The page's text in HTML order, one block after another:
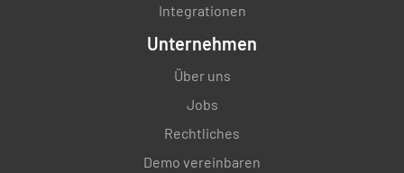
Integrationen
Unternehmen
Über uns
Jobs
Rechtliches
Demo vereinbaren